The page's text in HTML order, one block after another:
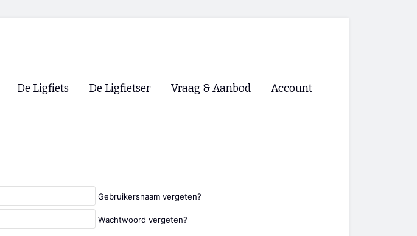
De Ligfiets De Ligfietser
Lokale Fietsverenigingen
Vraag & Aanbod Account
Gebruikersnaam vergeten?
Wachtwoord vergeten?